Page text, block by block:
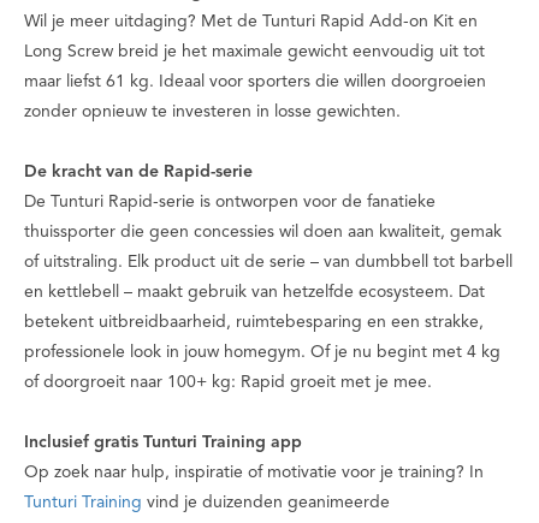
Wil je meer uitdaging? Met de Tunturi Rapid Add-on Kit en
Long Screw breid je het maximale gewicht eenvoudig uit tot
maar liefst 61 kg. Ideaal voor sporters die willen doorgroeien
zonder opnieuw te investeren in losse gewichten.
De kracht van de Rapid-serie
De Tunturi Rapid-serie is ontworpen voor de fanatieke
thuissporter die geen concessies wil doen aan kwaliteit, gemak
of uitstraling. Elk product uit de serie – van dumbbell tot barbell
en kettlebell – maakt gebruik van hetzelfde ecosysteem. Dat
betekent uitbreidbaarheid, ruimtebesparing en een strakke,
professionele look in jouw homegym. Of je nu begint met 4 kg
of doorgroeit naar 100+ kg: Rapid groeit met je mee.
Inclusief gratis Tunturi Training app
Op zoek naar hulp, inspiratie of motivatie voor je training? In
Tunturi Training vind je duizenden geanimeerde